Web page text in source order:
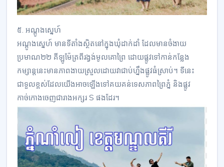
៥. អណ្តូងស្នេហ៍
អណ្តូងស្នេហ៍ មានទីតាំងស្ថិតនៅក្នុងឃុំដាក់ដាំ ដែលមានចំងាយ
ប្រមាណ២២ គីឡូម៉ែត្រពីរង្វង់មូលគោព្រៃ ដោយផ្លូវទៅកាន់កន្លែង
កម្សាន្តនេះមានភាពងាយស្រួលដោយវាជាប់ហ្នឹងផ្លូវធំស្រាប់។ ទីនេះ
ជាទួលខ្ពស់ដែលយើងអាចឡើងទៅគយគន់ទេសភាពព្រៃភ្នំ និងផ្លូវ
កាច់កោងចេញជារាងអក្សរ S ផងដែរ។